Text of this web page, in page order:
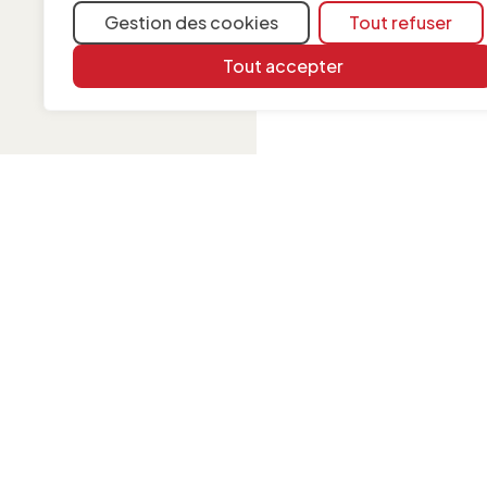
Gestion des cookies
Tout refuser
Tout accepter